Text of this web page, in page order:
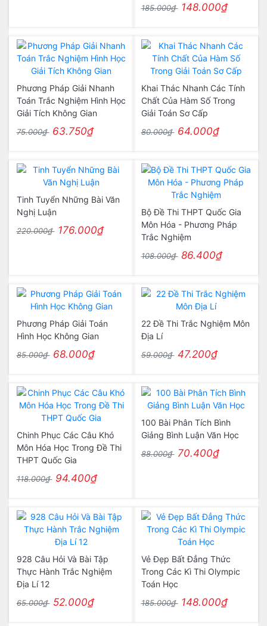
185.000₫ 148.000₫
Phương Pháp Giải Nhanh
Toán Trắc Nghiệm Hình Học
Giải Tích Không Gian
75.000₫ 63.750₫
Khai Thác Nhanh Các Tính
Chất Của Hàm Số Trong
Giải Toán Sơ Cấp
80.000₫ 64.000₫
Tinh Tuyển Những Bài Văn
Nghị Luận
220.000₫ 176.000₫
Bộ Đề Thi THPT Quốc Gia
Môn Hóa - Phương Pháp
Trắc Nghiệm
108.000₫ 86.400₫
Phương Pháp Giải Toán
Hình Học Không Gian
85.000₫ 68.000₫
22 Đề Thi Trắc Nghiệm Môn
Địa Lí
59.000₫ 47.200₫
Chinh Phục Các Câu Khó
Môn Hóa Học Trong Đề Thi
THPT Quốc Gia
118.000₫ 94.400₫
100 Bài Phân Tích Bình
Giảng Bình Luận Văn Học
88.000₫ 70.400₫
928 Câu Hỏi Và Bài Tập
Thực Hành Trắc Nghiệm
Địa Lí 12
65.000₫ 52.000₫
Vẻ Đẹp Bất Đẳng Thức
Trong Các Kì Thi Olympic
Toán Học
185.000₫ 148.000₫